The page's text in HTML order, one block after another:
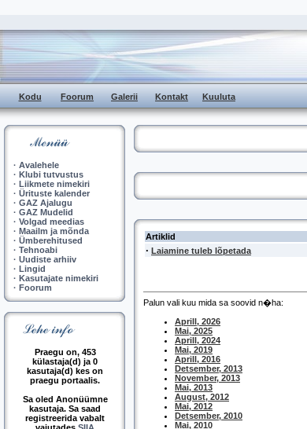
Kodu Foorum Galerii Kontakt Kuuluta
· Avalehele
· Klubi tutvustus
· Liikmete nimekiri
· Ürituste kalender
· GAZ Ajalugu
· GAZ Mudelid
· Volgad meedias
· Maailm ja mõnda
· Ümberehitused
· Tehnoabi
· Uudiste arhiiv
· Lingid
· Kasutajate nimekiri
· Foorum
Praegu on, 453
külastaja(d) ja 0
kasutaja(d) kes on
praegu portaalis.
Sa oled Anonüümne
kasutaja. Sa saad
registreerida vabalt
Artiklid
· Laiamine tuleb lõpetada
Palun vali kuu mida sa soovid n�ha:
Aprill, 2026
Mai, 2025
Aprill, 2024
Mai, 2019
Aprill, 2016
Detsember, 2013
November, 2013
Mai, 2013
August, 2012
Mai, 2012
Detsember, 2010
Mai, 2010